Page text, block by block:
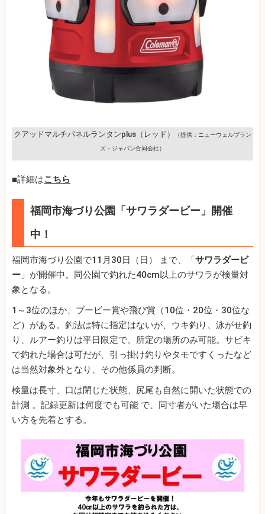
クアッドマルチパネルランタンplus（レッド） （提供：ニューウェルブラン
ズ・ジャパン合同会社）
■詳細はこちら
福岡市海づり公園「サワラダービー」開催
中！
福岡市海づり公園で11月30日（日） まで、「サワラダービ
ー 」が開催中。同公園で釣れた40cm以上のサワラが検量対
象となる。
1～3位のほか、ブービー賞や飛び賞（10位・20位・30位な
ど）がある。釣法は特に指定はないが、ウキ釣り、泳がせ釣
り、ルアー釣りは平日限定で、所定の場所のみ可能。サビキ
で釣れた場合は可だが、引っ掛け釣りやタモですくったなど
は当然対象外となり、その他係員の判断。
検量は長寸、口は閉じた状態、尻尾も自然に開いた状態での
計測 。記録更新は何度でも可能 で、同寸者がいた場合は早
い方を先着とする。